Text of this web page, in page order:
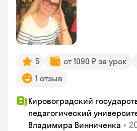
5 от 1090 ₽ за урок
1 отзыв
Кировоградский
педагогический
Владимира Винниченка •